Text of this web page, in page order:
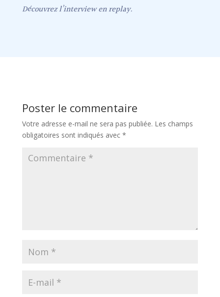
Découvrez l’interview en replay.
Poster le commentaire
Votre adresse e-mail ne sera pas publiée. Les champs
obligatoires sont indiqués avec *